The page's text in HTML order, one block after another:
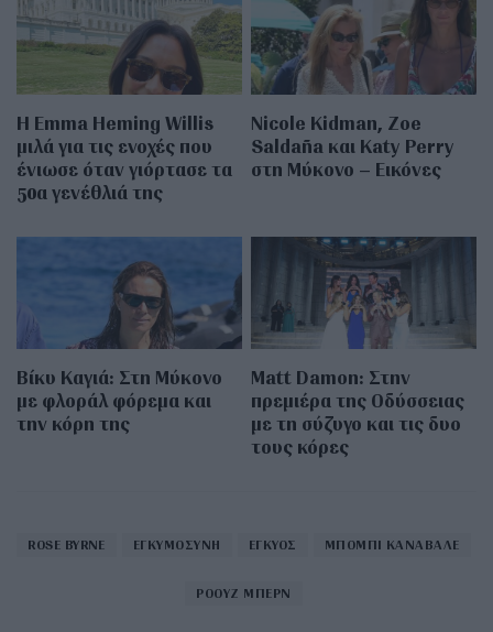
H Emma Heming Willis
μιλά για τις ενοχές που
ένιωσε όταν γιόρτασε τα
50α γενέθλιά της
Nicole Kidman, Zoe
Saldaña και Katy Perry
στη Μύκονο – Εικόνες
Βίκυ Καγιά: Στη Μύκονο
με φλοράλ φόρεμα και
την κόρη της
Matt Damon: Στην
πρεμιέρα της Οδύσσειας
με τη σύζυγο και τις δυο
τους κόρες
ROSE BYRNE ΕΓΚΥΜΟΣΥΝΗ ΕΓΚΥΟΣ ΜΠΟΜΠΙ ΚΑΝΑΒΑΛΕ
ΡΟΟΥΖ ΜΠΕΡΝ